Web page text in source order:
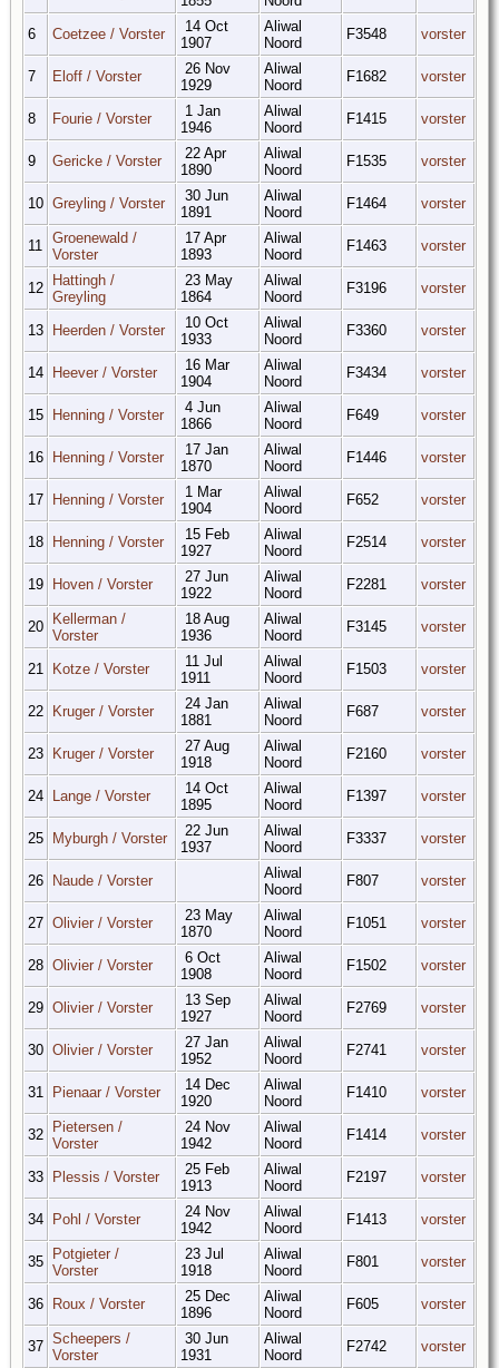
6 Coetzee / Vorster
14 Oct
1907
Aliwal
Noord
F3548 vorster
7 Eloff / Vorster
26 Nov
1929
Aliwal
Noord
F1682 vorster
8 Fourie / Vorster
1 Jan
1946
Aliwal
Noord
F1415 vorster
9 Gericke / Vorster
22 Apr
1890
Aliwal
Noord
F1535 vorster
10 Greyling / Vorster
30 Jun
1891
Aliwal
Noord
F1464 vorster
11
Groenewald /
Vorster
17 Apr
1893
Aliwal
Noord
F1463 vorster
12
Hattingh /
Greyling
23 May
1864
Aliwal
Noord
F3196 vorster
13 Heerden / Vorster
10 Oct
1933
Aliwal
Noord
F3360 vorster
14 Heever / Vorster
16 Mar
1904
Aliwal
Noord
F3434 vorster
15 Henning / Vorster
4 Jun
1866
Aliwal
Noord
F649 vorster
16 Henning / Vorster
17 Jan
1870
Aliwal
Noord
F1446 vorster
17 Henning / Vorster
1 Mar
1904
Aliwal
Noord
F652 vorster
18 Henning / Vorster
15 Feb
1927
Aliwal
Noord
F2514 vorster
19 Hoven / Vorster
27 Jun
1922
Aliwal
Noord
F2281 vorster
20
Kellerman /
Vorster
18 Aug
1936
Aliwal
Noord
F3145 vorster
21 Kotze / Vorster
11 Jul
1911
Aliwal
Noord
F1503 vorster
22 Kruger / Vorster
24 Jan
1881
Aliwal
Noord
F687 vorster
23 Kruger / Vorster
27 Aug
1918
Aliwal
Noord
F2160 vorster
24 Lange / Vorster
14 Oct
1895
Aliwal
Noord
F1397 vorster
25 Myburgh / Vorster
22 Jun
1937
Aliwal
Noord
F3337 vorster
26 Naude / Vorster
Aliwal
Noord
F807 vorster
27 Olivier / Vorster
23 May
1870
Aliwal
Noord
F1051 vorster
28 Olivier / Vorster
6 Oct
1908
Aliwal
Noord
F1502 vorster
29 Olivier / Vorster
13 Sep
1927
Aliwal
Noord
F2769 vorster
30 Olivier / Vorster
27 Jan
1952
Aliwal
Noord
F2741 vorster
31 Pienaar / Vorster
14 Dec
1920
Aliwal
Noord
F1410 vorster
32
Pietersen /
Vorster
24 Nov
1942
Aliwal
Noord
F1414 vorster
33 Plessis / Vorster
25 Feb
1913
Aliwal
Noord
F2197 vorster
34 Pohl / Vorster
24 Nov
1942
Aliwal
Noord
F1413 vorster
35
Potgieter /
Vorster
23 Jul
1918
Aliwal
Noord
F801 vorster
36 Roux / Vorster
25 Dec
1896
Aliwal
Noord
F605 vorster
37 Scheepers /
Vorster
30 Jun
1931
Aliwal
Noord
F2742 vorster